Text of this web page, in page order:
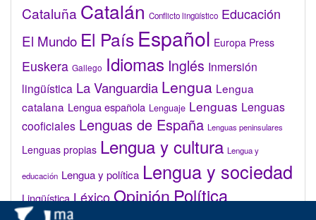
Cataluña Catalán Conflicto lingüístico Educación
El Mundo El País Español Europa Press
Euskera Gallego Idiomas Inglés Inmersión
lingüística La Vanguardia Lengua Lengua
catalana Lengua española Lenguaje Lenguas Lenguas
cooficiales Lenguas de España Lenguas peninsulares
Lenguas propias Lengua y cultura Lengua y
educación Lengua y política Lengua y sociedad
Lingüística LéxicoOpiniónPolítica